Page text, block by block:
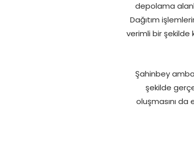
depolama
Dağıtım
verimli bir şekilde
Şahinbey
şekilde
oluşmasını da